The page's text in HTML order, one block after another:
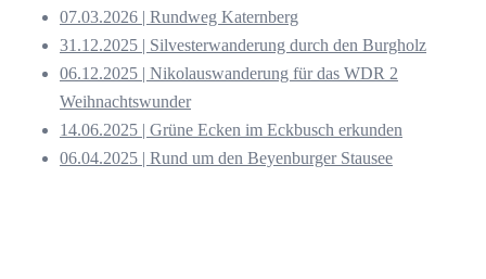
07.03.2026 | Rundweg Katernberg
31.12.2025 | Silvesterwanderung durch den Burgholz
06.12.2025 | Nikolauswanderung für das WDR 2
Weihnachtswunder
14.06.2025 | Grüne Ecken im Eckbusch erkunden
06.04.2025 | Rund um den Beyenburger Stausee